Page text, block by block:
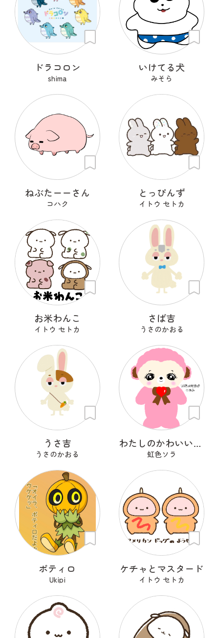
ドラコロン
shima
いけてる犬
みそら
ねぶたーーさん
コハク
とっぴんず
イトウ セトカ
お米わんこ
イトウ セトカ
さば吉
うさのかおる
うさ吉
うさのかおる
わたしのかわいいせかい
虹色ソラ
ポティロ
Ukipi
ケチャとマスタード
イトウ セトカ